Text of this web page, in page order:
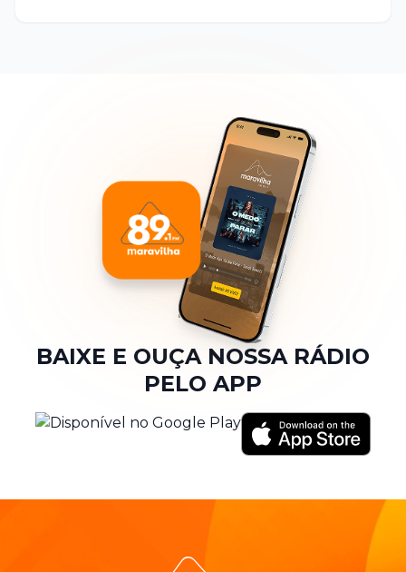
BAIXE E OUÇA NOSSA RÁDIO
PELO APP